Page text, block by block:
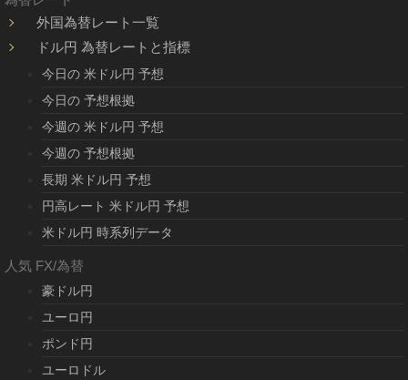
外国為替レート一覧
ドル円 為替レートと指標
今日の 米ドル円 予想
今日の 予想根拠
今週の 米ドル円 予想
今週の 予想根拠
長期 米ドル円 予想
円高レート 米ドル円 予想
米ドル円 時系列データ
人気 FX/為替
豪ドル円
ユーロ円
ポンド円
ユーロドル